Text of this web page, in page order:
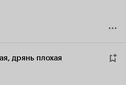
дрянь плохая